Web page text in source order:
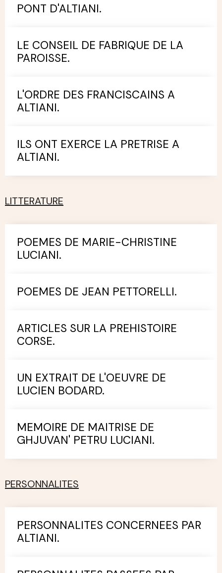
PONT D'ALTIANI.
LE CONSEIL DE FABRIQUE DE LA
PAROISSE.
L'ORDRE DES FRANCISCAINS A
ALTIANI.
ILS ONT EXERCE LA PRETRISE A
ALTIANI.
LITTERATURE
POEMES DE MARIE-CHRISTINE
LUCIANI.
POEMES DE JEAN PETTORELLI.
ARTICLES SUR LA PREHISTOIRE
CORSE.
UN EXTRAIT DE L'OEUVRE DE
LUCIEN BODARD.
MEMOIRE DE MAITRISE DE
GHJUVAN' PETRU LUCIANI.
PERSONNALITES
PERSONNALITES CONCERNEES PAR
ALTIANI.